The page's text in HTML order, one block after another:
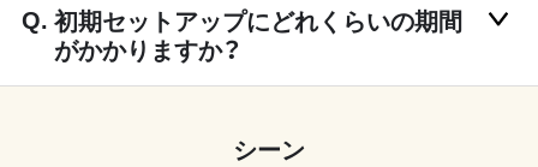
初期セットアップにどれくらいの期間
がかかりますか？
シーン